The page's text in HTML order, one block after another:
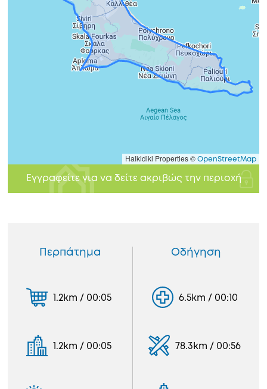
Halkidiki Properties © OpenStreetMap
Εγγραφείτε για να δείτε ακριβώς την περιοχή
Περπάτημα
1.2km / 00:05
1.2km / 00:05
Οδήγηση
6.5km / 00:10
78.3km / 00:56